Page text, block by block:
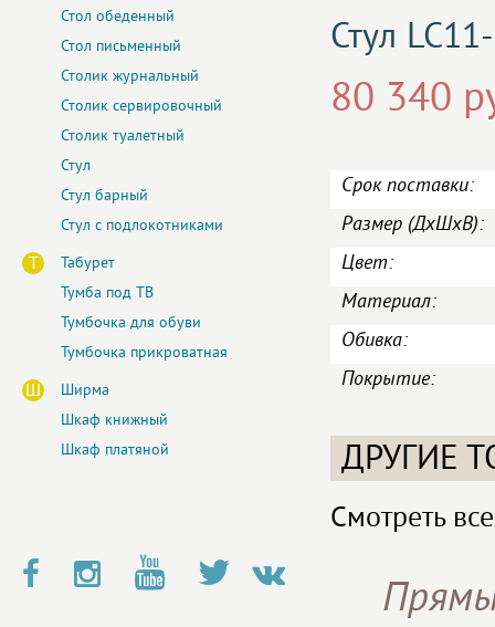
Стол обеденный
Стол письменный
Столик журнальный
Столик сервировочный
Столик туалетный
Стул
Стул барный
Стул с подлокотниками
Т
Табурет
Тумба под ТВ
Тумбочка для обуви
Тумбочка прикроватная
Ш
Ширма
Шкаф книжный
Шкаф платяной
Стул
80 340
Срок поставки:
Размер (ДxШxВ):
Цвет:
Материал:
Обивка:
Покрытие:
ДРУГИЕ
Смотреть